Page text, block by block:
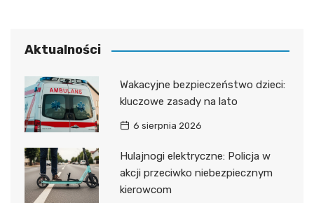
Aktualności
Wakacyjne bezpieczeństwo dzieci:
kluczowe zasady na lato
6 sierpnia 2026
Hulajnogi elektryczne: Policja w
akcji przeciwko niebezpiecznym
kierowcom